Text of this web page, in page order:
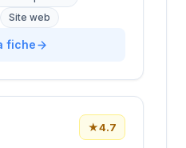
et dirigeants, le
Situé au 16 rue de
de Paris,
Site web
fiche
★4.7